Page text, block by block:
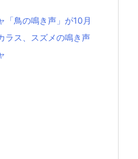
「鳥の鳴き声」が10月
ラス、スズメの鳴き声